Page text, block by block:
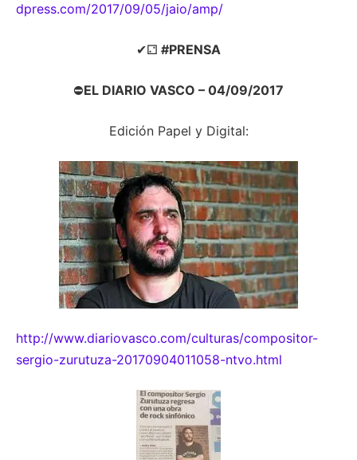
dpress.com/2017/09/05/jaio/amp/
✔⚁ #PRENSA
⛔EL DIARIO VASCO – 04/09/2017
Edición Papel y Digital:
http://www.diariovasco.com/culturas/compositor-
sergio-zurutuza-20170904011058-ntvo.html